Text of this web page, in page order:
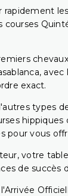
exact.
types
pour vous
votre
de succès